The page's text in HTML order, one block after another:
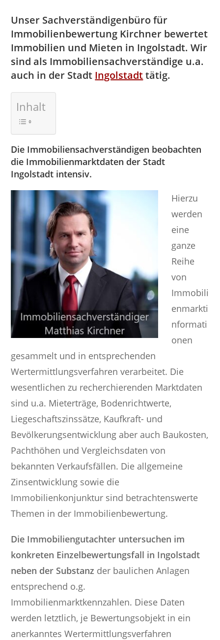
Unser Sachverständigenbüro für
Immobilienbewertung Kirchner bewertet
Immobilien und Mieten in Ingolstadt. Wir
sind als Immobiliensachverständige u.a.
auch in der Stadt Ingolstadttätig.
Inhalt
Die Immobiliensachverständigen beobachten
die Immobilienmarktdaten der Stadt
Ingolstadt intensiv.
Hierzu
werden
eine
ganze
Reihe
von
Immobili
enmarkti
nformati
onen
gesammelt und in entsprechenden
Wertermittlungsverfahren verarbeitet. Die
wesentlichen zu recherchierenden Marktdaten
sind u.a. Mieterträge, Bodenrichtwerte,
Liegeschaftszinssätze, Kaufkraft- und
Bevölkerungsentwicklung aber auch Baukosten,
Pachthöhen und Vergleichsdaten von
bekannten Verkaufsfällen. Die allgemeine
Zinsentwicklung sowie die
Immobilienkonjunktur sind betrachtenswerte
Themen in der Immobilienbewertung.
Die Immobiliengutachter untersuchen im
konkreten Einzelbewertungsfall in Ingolstadt
neben der Substanz der baulichen Anlagen
entsprechend o.g.
Immobilienmarktkennzahlen. Diese Daten
werden letztlich, je Bewertungsobjekt in ein
anerkanntes Wertermittlungsverfahren